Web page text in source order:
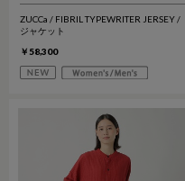
ZUCCa / FIBRIL TYPEWRITER JERSEY /
ジャケット
￥58,300